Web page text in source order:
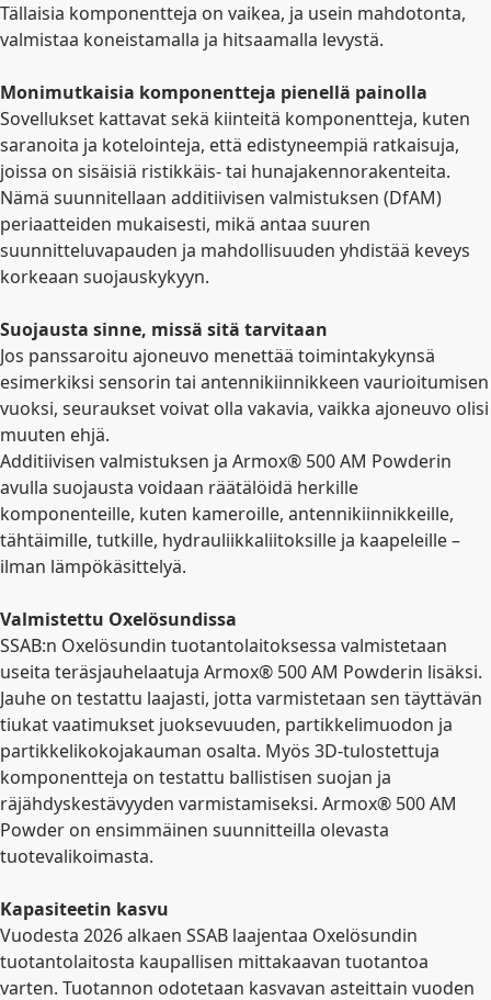
Tällaisia komponentteja on vaikea, ja usein mahdotonta,
valmistaa koneistamalla ja hitsaamalla levystä.
Monimutkaisia komponentteja pienellä painolla
Sovellukset kattavat sekä kiinteitä komponentteja, kuten
saranoita ja kotelointeja, että edistyneempiä ratkaisuja,
joissa on sisäisiä ristikkäis- tai hunajakennorakenteita.
Nämä suunnitellaan additiivisen valmistuksen (DfAM)
periaatteiden mukaisesti, mikä antaa suuren
suunnitteluvapauden ja mahdollisuuden yhdistää keveys
korkeaan suojauskykyyn.
Suojausta sinne, missä sitä tarvitaan
Jos panssaroitu ajoneuvo menettää toimintakykynsä
esimerkiksi sensorin tai antennikiinnikkeen vaurioitumisen
vuoksi, seuraukset voivat olla vakavia, vaikka ajoneuvo olisi
muuten ehjä.
Additiivisen valmistuksen ja Armox® 500 AM Powderin
avulla suojausta voidaan räätälöidä herkille
komponenteille, kuten kameroille, antennikiinnikkeille,
tähtäimille, tutkille, hydrauliikkaliitoksille ja kaapeleille –
ilman lämpökäsittelyä.
Valmistettu Oxelösundissa
SSAB:n Oxelösundin tuotantolaitoksessa valmistetaan
useita teräsjauhelaatuja Armox® 500 AM Powderin lisäksi.
Jauhe on testattu laajasti, jotta varmistetaan sen täyttävän
tiukat vaatimukset juoksevuuden, partikkelimuodon ja
partikkelikokojakauman osalta. Myös 3D‑tulostettuja
komponentteja on testattu ballistisen suojan ja
räjähdyskestävyyden varmistamiseksi. Armox® 500 AM
Powder on ensimmäinen suunnitteilla olevasta
tuotevalikoimasta.
Kapasiteetin kasvu
Vuodesta 2026 alkaen SSAB laajentaa Oxelösundin
tuotantolaitosta kaupallisen mittakaavan tuotantoa
varten. Tuotannon odotetaan kasvavan asteittain vuoden